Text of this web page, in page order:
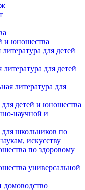
и юношества
для детей
для детей
литература для
для детей и юношества
научной и
для школьников по
искусству
по здоровому
универсальной
домоводство